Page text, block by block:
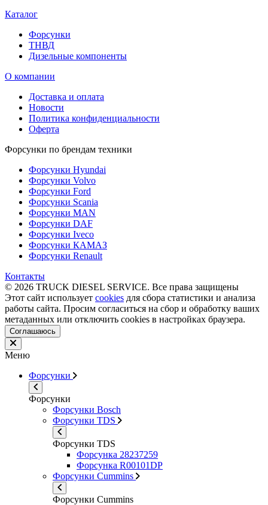
Каталог
Форсунки
ТНВД
Дизельные компоненты
О компании
Доставка и оплата
Новости
Политика конфиденциальности
Оферта
Форсунки по брендам техники
Форсунки Hyundai
Форсунки Volvo
Форсунки Ford
Форсунки Scania
Форсунки MAN
Форсунки DAF
Форсунки Iveco
Форсунки КАМАЗ
Форсунки Renault
Контакты
© 2026 TRUCK DIESEL SERVICE. Все права защищены
Этот сайт использует cookies для сбора статистики и анализа
работы сайта. Просим согласиться на сбор и обработку ваших
метаданных или отключить cookies в настройках браузера.
Соглашаюсь
Меню
Форсунки
Форсунки
Форсунки Bosch
Форсунки TDS
Форсунки TDS
Форсунка 28237259
Форсунка R00101DP
Форсунки Cummins
Форсунки Cummins